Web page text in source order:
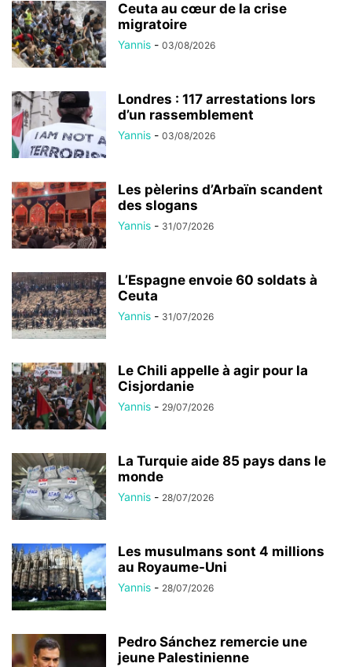
Ceuta au cœur de la crise
migratoire
Yannis - 03/08/2026
Londres : 117 arrestations lors
d’un rassemblement
Yannis - 03/08/2026
Les pèlerins d’Arbaïn scandent
des slogans
Yannis - 31/07/2026
L’Espagne envoie 60 soldats à
Ceuta
Yannis - 31/07/2026
Le Chili appelle à agir pour la
Cisjordanie
Yannis - 29/07/2026
La Turquie aide 85 pays dans le
monde
Yannis - 28/07/2026
Les musulmans sont 4 millions
au Royaume-Uni
Yannis - 28/07/2026
Pedro Sánchez remercie une
jeune Palestinienne